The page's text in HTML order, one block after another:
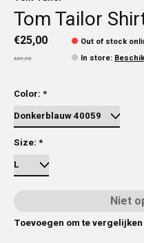
Tom Tailor
€25,00
€49,95
Out of stock
In store:
Color: *
Size: *
Niet
Toevoegen om te vergelijken